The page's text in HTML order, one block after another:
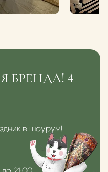
БРЕНДА! 4
в шоурум!